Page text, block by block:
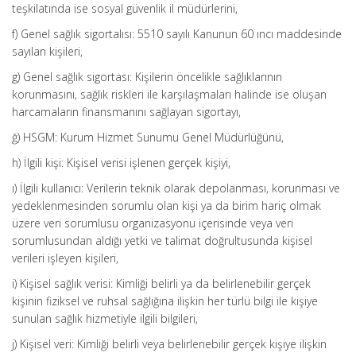
teşkilatında ise sosyal güvenlik il müdürlerini,
f) Genel sağlık sigortalısı: 5510 sayılı Kanunun 60 ıncı maddesinde
sayılan kişileri,
g) Genel sağlık sigortası: Kişilerin öncelikle sağlıklarının
korunmasını, sağlık riskleri ile karşılaşmaları halinde ise oluşan
harcamaların finansmanını sağlayan sigortayı,
ğ) HSGM: Kurum Hizmet Sunumu Genel Müdürlüğünü,
h) İlgili kişi: Kişisel verisi işlenen gerçek kişiyi,
ı) İlgili kullanıcı: Verilerin teknik olarak depolanması, korunması ve
yedeklenmesinden sorumlu olan kişi ya da birim hariç olmak
üzere veri sorumlusu organizasyonu içerisinde veya veri
sorumlusundan aldığı yetki ve talimat doğrultusunda kişisel
verileri işleyen kişileri,
i) Kişisel sağlık verisi: Kimliği belirli ya da belirlenebilir gerçek
kişinin fiziksel ve ruhsal sağlığına ilişkin her türlü bilgi ile kişiye
sunulan sağlık hizmetiyle ilgili bilgileri,
j) Kişisel veri: Kimliği belirli veya belirlenebilir gerçek kişiye ilişkin